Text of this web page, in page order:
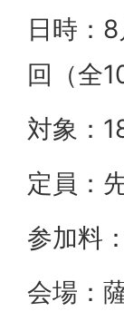
日時：
回（全
対象：
定員：
参加料
会場：